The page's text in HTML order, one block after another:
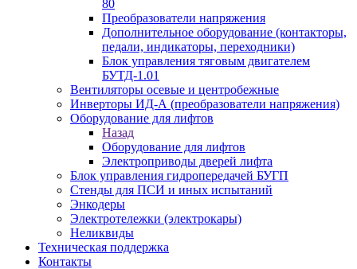
80
Преобразователи напряжения
Дополнительное оборудование (контакторы,
педали, индикаторы, переходники)
Блок управления тяговым двигателем
БУТД-1.01
Вентиляторы осевые и центробежные
Инверторы ИД-А (преобразователи напряжения)
Оборудование для лифтов
Назад
Оборудование для лифтов
Электроприводы дверей лифта
Блок управления гидропередачей БУГП
Стенды для ПСИ и иных испытаний
Энкодеры
Электротележки (электрокары)
Неликвиды
Техническая поддержка
Контакты